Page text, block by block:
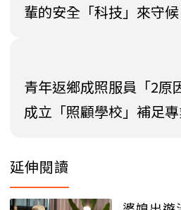
輩的安全「科技」來守候
青年返鄉成照服員「2原
成立「照顧學校」補足
延伸閱讀